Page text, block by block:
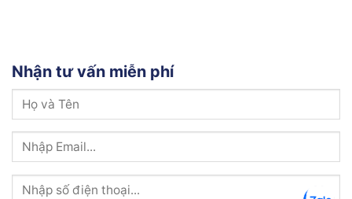
Nhận tư vấn miễn phí